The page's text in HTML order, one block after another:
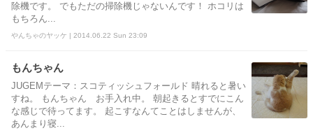
除機です。 でもただの掃除機じゃないんです！ ホコリは
もちろん...
やんちゃのヤッケ | 2014.06.22 Sun 23:09
もんちゃん
JUGEMテーマ：スコティッシュフォールド 晴れると暑い
すね。 もんちゃん お手入れ中。 朝起きるとすでにこん
な感じで待ってます。 起こすなんてことはしませんが、
あんまり寝...